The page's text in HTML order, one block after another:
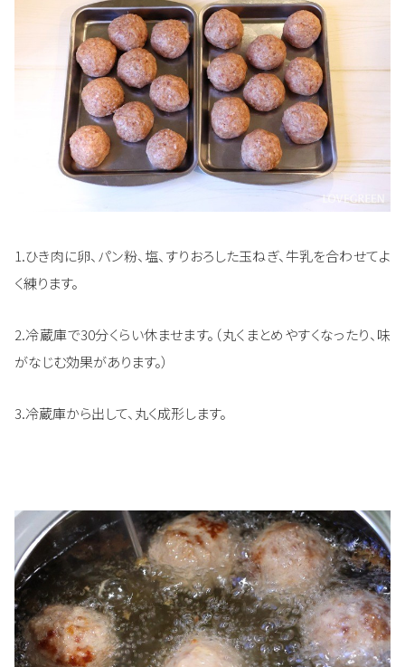
1.ひき肉に卵、パン粉、塩、すりおろした玉ねぎ、牛乳を合わせてよ
く練ります。
2.冷蔵庫で30分くらい休ませます。（丸くまとめやすくなったり、味
がなじむ効果があります。）
3.冷蔵庫から出して、丸く成形します。